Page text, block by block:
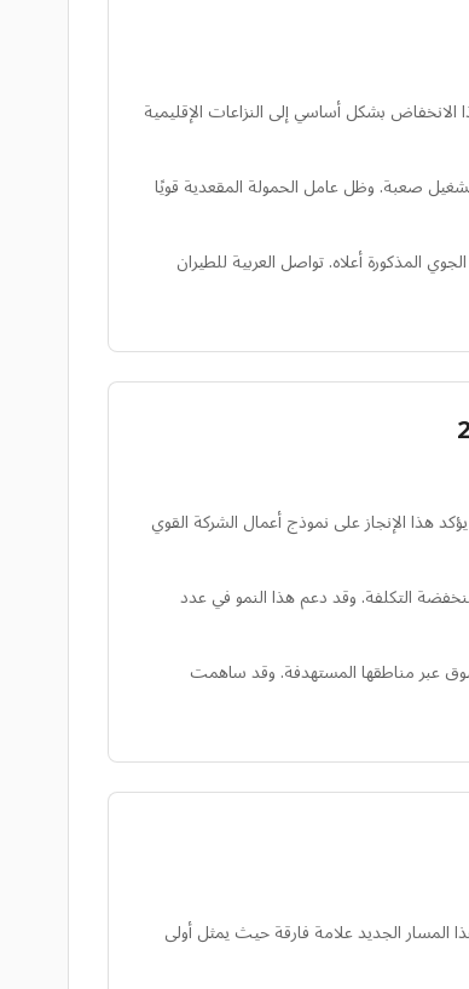
2026، مسجلة انخفاضًا بنسبة 22% مقارنة بالعام السابق. يُعزى هذا الانخفاض بشكل أساسي إلى النزاعات الإقليمية
إماراتي، مما يدل على المرونة في بيئة تشغيل صعبة. وظل عامل الحمولة المقعدية قويًا
الجوي المذكورة أعلاه. تواصل العربية للطيران
مسجلة زيادة ملحوظة بنسبة 14% في صافي الربح قبل الضريبة. يؤكد هذا الإنجاز على نموذج أعمال الشركة القوي
خيارات السفر منخفضة التكلفة. وقد دعم هذا النمو في عدد
العالمية طوال عام 2025، مما عزز الاتصال والتواجد في السوق عبر مناطقها المستهدفة. وقد ساهمت
المسار الجديد علامة فارقة حيث يمثل أولى